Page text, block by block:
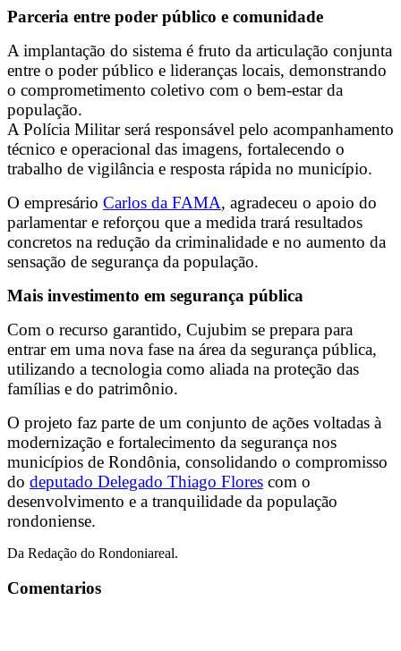
Parceria entre poder público e comunidade
A implantação do sistema é fruto da articulação conjunta
entre o poder público e lideranças locais, demonstrando
o comprometimento coletivo com o bem-estar da
população.
A Polícia Militar será responsável pelo acompanhamento
técnico e operacional das imagens, fortalecendo o
trabalho de vigilância e resposta rápida no município.
O empresário Carlos da FAMA, agradeceu o apoio do
parlamentar e reforçou que a medida trará resultados
concretos na redução da criminalidade e no aumento da
sensação de segurança da população.
Mais investimento em segurança pública
Com o recurso garantido, Cujubim se prepara para
entrar em uma nova fase na área da segurança pública,
utilizando a tecnologia como aliada na proteção das
famílias e do patrimônio.
O projeto faz parte de um conjunto de ações voltadas à
modernização e fortalecimento da segurança nos
municípios de Rondônia, consolidando o compromisso
do deputado Delegado Thiago Flores com o
desenvolvimento e a tranquilidade da população
rondoniense.
Da Redação do Rondoniareal.
Comentarios